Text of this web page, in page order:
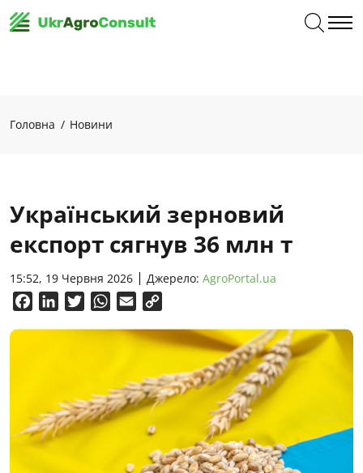
Головна Новини
Український зерновий
експорт сягнув 36 млн т
15:52, 19 Червня 2026 Джерело: AgroPortal.ua
FacebookLinkedInTwitterWhatsApp
Email